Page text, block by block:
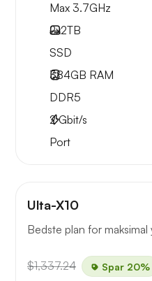
Max 3.7GHz
2x2TB
SSD
384GB RAM
DDR5
2Gbit/s
Port
Ulta-X10
Bedste plan for
$1,337.24 Spar 20%